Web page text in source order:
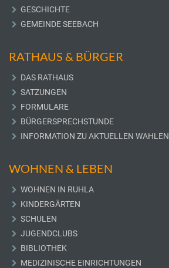
GESCHICHTE
GEMEINDE SEEBACH
RATHAUS & BÜRGER
DAS RATHAUS
SATZUNGEN
FORMULARE
BÜRGERSPRECHSTUNDE
INFORMATION ZU AKTUELLEN WAHLEN
WOHNEN & LEBEN
WOHNEN IN RUHLA
KINDERGÄRTEN
SCHULEN
JUGENDCLUBS
BIBLIOTHEK
MEDIZINISCHE EINRICHTUNGEN